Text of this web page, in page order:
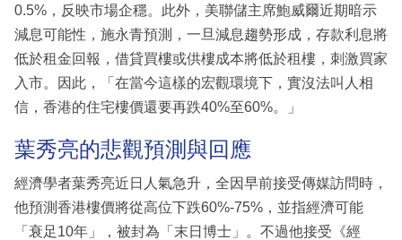
0.5%，反映市場企穩。此外，美聯儲主席鮑威爾近期暗示
減息可能性，施永青預測，一旦減息趨勢形成，存款利息將
低於租金回報，借貸買樓或供樓成本將低於租樓，刺激買家
入市。因此，「在當今這樣的宏觀環境下，實沒法叫人相
信，香港的住宅樓價還要再跌40%至60%。」
葉秀亮的悲觀預測與回應
經濟學者葉秀亮近日人氣急升，全因早前接受傳媒訪問時，
他預測香港樓價將從高位下跌60%-75%，並指經濟可能
「衰足10年」，被封為「末日博士」。不過他接受《經